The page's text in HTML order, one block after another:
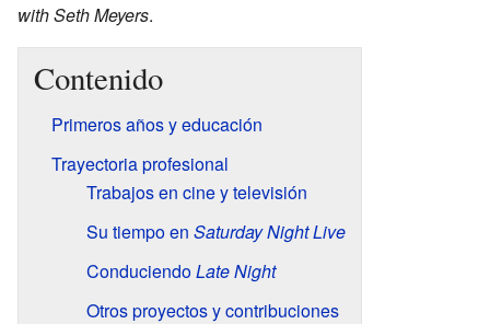
with Seth Meyers.
Contenido
Primeros años y educación
Trayectoria profesional
Trabajos en cine y televisión
Su tiempo en Saturday Night Live
ConduciendoLate Night
Otros proyectos y contribuciones